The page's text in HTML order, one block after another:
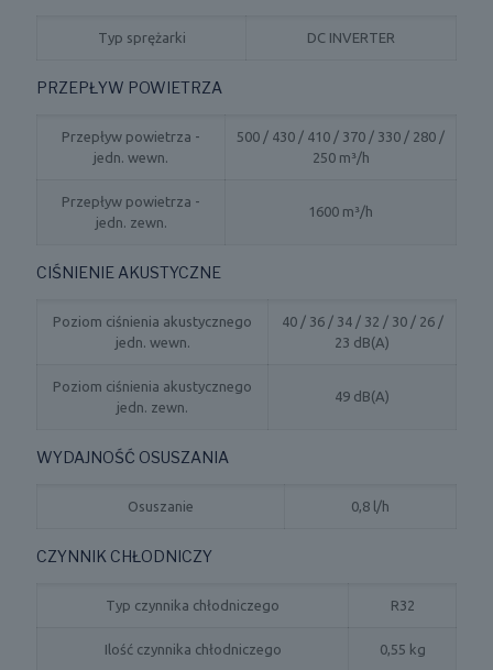
Typ sprężarki DC INVERTER
PRZEPŁYW POWIETRZA
Przepływ powietrza -
jedn. wewn.
500 / 430 / 410 / 370 / 330 / 280 /
250 m³/h
Przepływ powietrza -
jedn. zewn.
1600 m³/h
CIŚNIENIE AKUSTYCZNE
Poziom ciśnienia akustycznego
jedn. wewn.
40 / 36 / 34 / 32 / 30 / 26 /
23 dB(A)
Poziom ciśnienia akustycznego
jedn. zewn.
49 dB(A)
WYDAJNOŚĆ OSUSZANIA
Osuszanie 0,8 l/h
CZYNNIK CHŁODNICZY
Typ czynnika chłodniczego R32
Ilość czynnika chłodniczego 0,55 kg